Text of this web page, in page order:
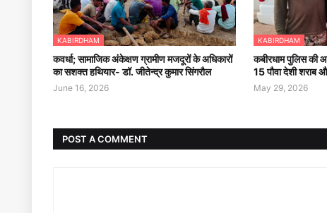
KABIRDHAM
कवर्धा; सामाजिक अंकेक्षण ग्रामीण मजदूरों के अधिकारों
का सशक्त हथियार- डॉ. जीतेन्द्र कुमार सिंगरौल
June 16, 2026
KABIRDHAM
कबीरधाम पुलिस की
15 पौवा देशी शराब
May 29, 2026
POST A COMMENT